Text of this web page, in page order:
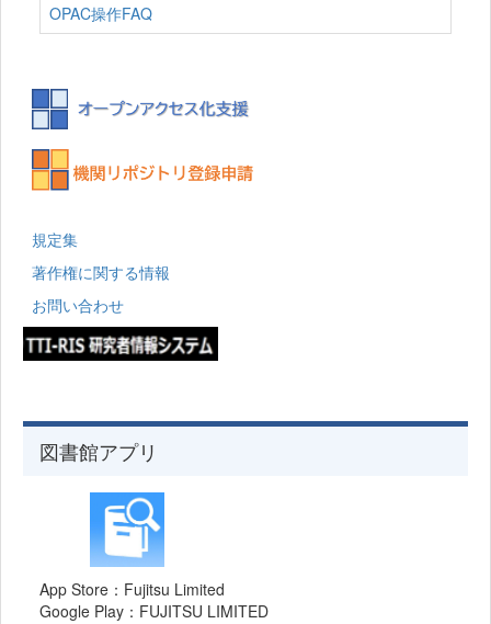
OPAC操作FAQ
規定集
著作権に関する情報
お問い合わせ
図書館アプリ
App Store：Fujitsu Limited
Google Play：FUJITSU LIMITED